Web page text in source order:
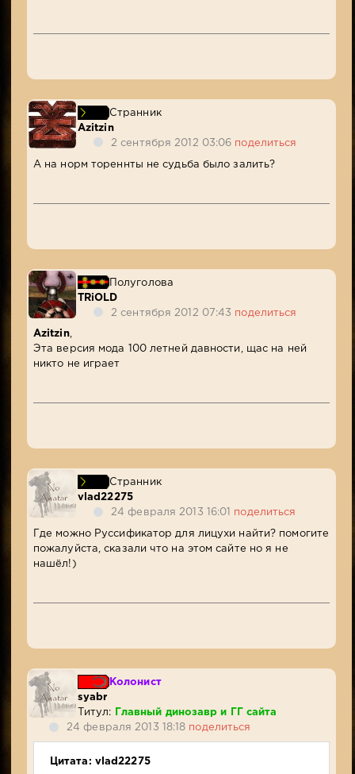
Странник
Azitzin
2 сентября 2012 03:06 поделиться
А на норм тореннты не судьба было залить?
Полуголова
TRiOLD
2 сентября 2012 07:43 поделиться
Azitzin,
Эта версия мода 100 летней давности, щас на ней
никто не играет
Странник
vlad22275
24 февраля 2013 16:01
поделиться
Где можно Руссификатор для лицухи найти? помогите
пожалуйста, сказали что на этом сайте но я не
нашёл!)
Колонист
syabr
Титул:
Главный динозавр и ГГ сайта
24 февраля 2013 18:18 поделиться
Цитата: vlad22275